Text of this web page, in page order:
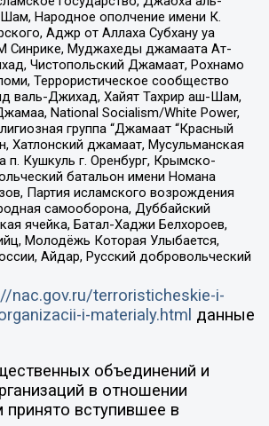
Народное ополчение имени К.
Аджр от Аллаха Субхану уа
Синрике, Муджахеды джамаата Ат-
Чистопольский Джамаат, Рохнамо
Террористическое сообщество
валь-Джихад, Хайят Тахрир аш-Шам,
National Socialism/White Power,
группа “Джамаат “Красный
Хатлонский джамаат, Мусульманская
п. Кушкуль г. Оренбург, Крымско-
батальон имени Номана
Партия исламского возрождения
самооборона, Дуббайский
ячейка, Батал-Хаджи Белхороев,
Молодёжь Которая Улыбается,
Айдар, Русский добровольческий
nac.gov.ru/terroristicheskie-i-
i-materialy.html данные
объединений и
в отношении
вступившее в